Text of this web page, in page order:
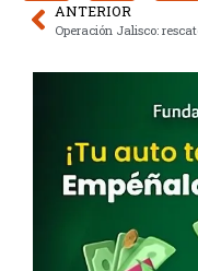
ANTERIOR